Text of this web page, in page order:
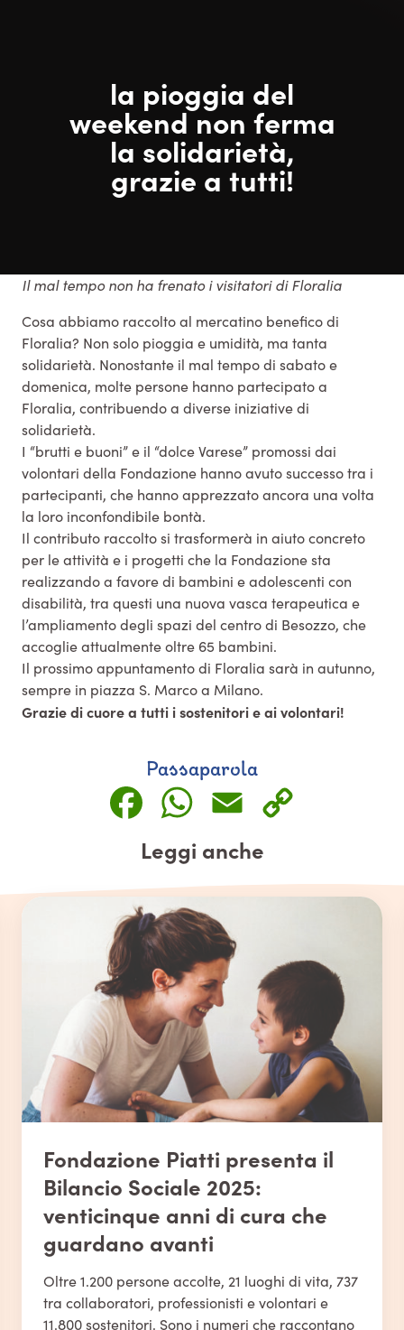
la pioggia del
weekend non ferma
la solidarietà,
grazie a tutti!
Il mal tempo non ha frenato i visitatori di Floralia
Cosa abbiamo raccolto al mercatino benefico di
Floralia? Non solo pioggia e umidità, ma tanta
solidarietà. Nonostante il mal tempo di sabato e
domenica, molte persone hanno partecipato a
Floralia, contribuendo a diverse iniziative di
solidarietà.
I “brutti e buoni” e il “dolce Varese” promossi dai
volontari della Fondazione hanno avuto successo tra i
partecipanti, che hanno apprezzato ancora una volta
la loro inconfondibile bontà.
Il contributo raccolto si trasformerà in aiuto concreto
per le attività e i progetti che la Fondazione sta
realizzando a favore di bambini e adolescenti con
disabilità, tra questi una nuova vasca terapeutica e
l’ampliamento degli spazi del centro di Besozzo, che
accoglie attualmente oltre 65 bambini.
Il prossimo appuntamento di Floralia sarà in autunno,
sempre in piazza S. Marco a Milano.
Grazie di cuore a tutti i sostenitori e ai volontari!
Passaparola
Facebook
WhatsApp
Email
Leggi anche
Fondazione Piatti presenta il
Bilancio Sociale 2025:
venticinque anni di cura che
guardano avanti
Oltre 1.200 persone accolte, 21 luoghi di vita, 737
tra collaboratori, professionisti e volontari e
11.800 sostenitori. Sono i numeri che raccontano